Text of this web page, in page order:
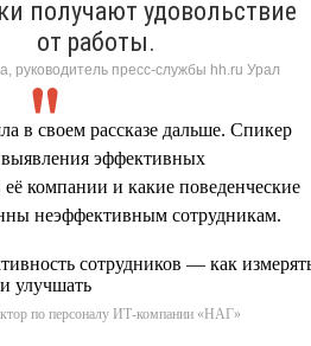
получают удовольствие
от работы.
руководитель пресс-службы hh.ru Урал
в своем рассказе дальше. Спикер
выявления эффективных
её компании и какие поведенческие
неэффективным сотрудникам.
по персоналу ИТ-компании «НАГ»